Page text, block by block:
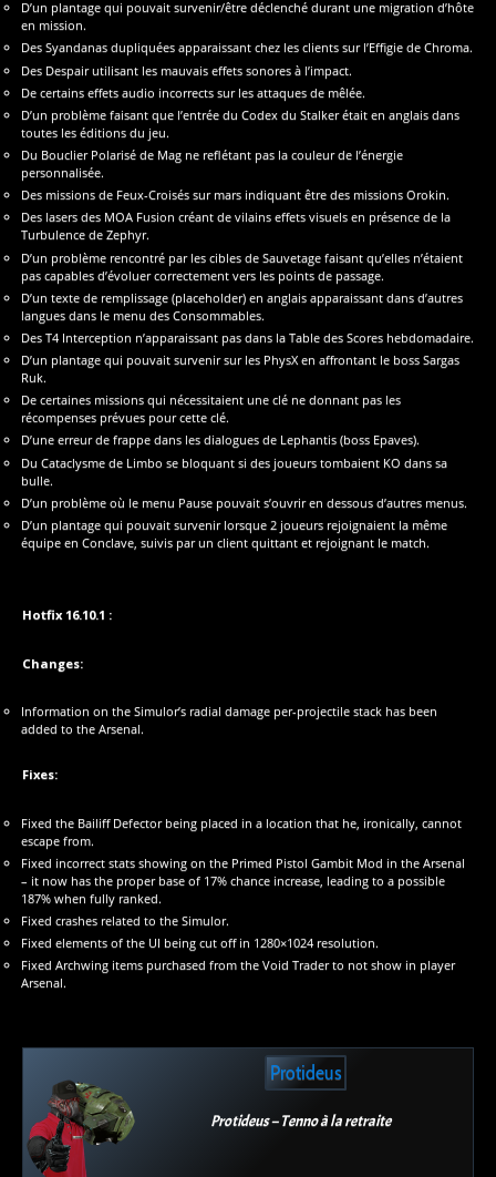
D’un plantage qui pouvait survenir/être déclenché durant une migration d’hôte
en mission.
Des Syandanas dupliquées apparaissant chez les clients sur l’Effigie de Chroma.
Des Despair utilisant les mauvais effets sonores à l’impact.
De certains effets audio incorrects sur les attaques de mêlée.
D’un problème faisant que l’entrée du Codex du Stalker était en anglais dans
toutes les éditions du jeu.
Du Bouclier Polarisé de Mag ne reflétant pas la couleur de l’énergie
personnalisée.
Des missions de Feux-Croisés sur mars indiquant être des missions Orokin.
Des lasers des MOA Fusion créant de vilains effets visuels en présence de la
Turbulence de Zephyr.
D’un problème rencontré par les cibles de Sauvetage faisant qu’elles n’étaient
pas capables d’évoluer correctement vers les points de passage.
D’un texte de remplissage (placeholder) en anglais apparaissant dans d’autres
langues dans le menu des Consommables.
Des T4 Interception n’apparaissant pas dans la Table des Scores hebdomadaire.
D’un plantage qui pouvait survenir sur les PhysX en affrontant le boss Sargas
Ruk.
De certaines missions qui nécessitaient une clé ne donnant pas les
récompenses prévues pour cette clé.
D’une erreur de frappe dans les dialogues de Lephantis (boss Epaves).
Du Cataclysme de Limbo se bloquant si des joueurs tombaient KO dans sa
bulle.
D’un problème où le menu Pause pouvait s’ouvrir en dessous d’autres menus.
D’un plantage qui pouvait survenir lorsque 2 joueurs rejoignaient la même
équipe en Conclave, suivis par un client quittant et rejoignant le match.
Hotfix 16.10.1 :
Changes:
Information on the Simulor’s radial damage per-projectile stack has been
added to the Arsenal.
Fixes:
Fixed the Bailiff Defector being placed in a location that he, ironically, cannot
escape from.
Fixed incorrect stats showing on the Primed Pistol Gambit Mod in the Arsenal
– it now has the proper base of 17% chance increase, leading to a possible
187% when fully ranked.
Fixed crashes related to the Simulor.
Fixed elements of the UI being cut off in 1280×1024 resolution.
Fixed Archwing items purchased from the Void Trader to not show in player
Arsenal.
Protideus
Protideus – Tenno à la retraite